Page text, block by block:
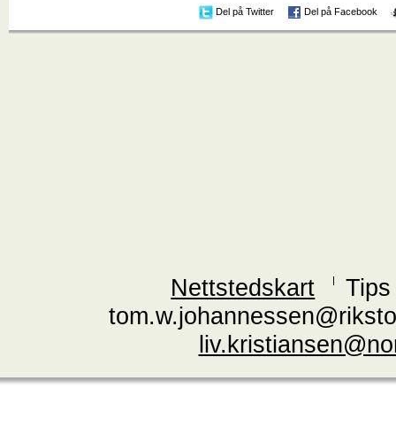
Del på Twitter Del på Facebook
Nettstedskart